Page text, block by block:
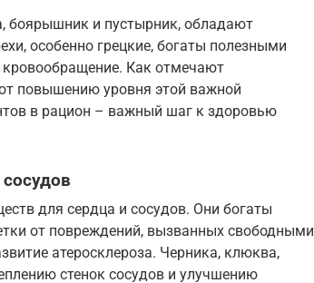
боярышник и пустырник, обладают
особенно грецкие, богаты полезными
Как отмечают
повышению уровня этой важной
в рацион – важный шаг к здоровью
для сердца и сосудов. Они богаты
от повреждений, вызванных свободными
атеросклероза. Черника, клюква,
стенок сосудов и улучшению